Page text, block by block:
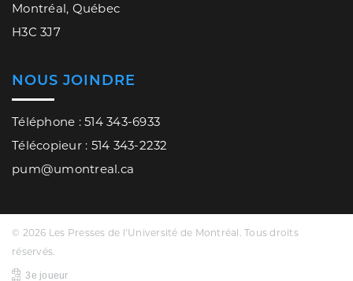
Montréal, Québec
H3C 3J7
NOUS JOINDRE
Téléphone : 514 343-6933
Télécopieur : 514 343-2232
pum@umontreal.ca
© 2026 Les Presses de l’Université de Montréal. Tous droits
réservés.
3e joueur